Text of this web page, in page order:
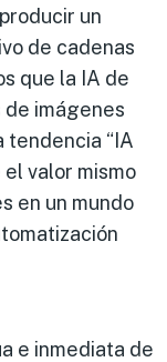
un
de cadenas
que la IA de
de imágenes
tendencia “IA
valor mismo
en un mundo
e inmediata de